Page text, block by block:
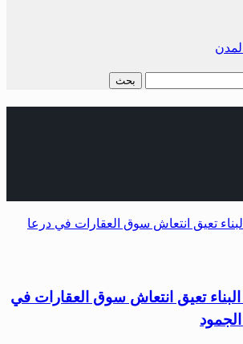
البناء تعيق انتعاش سوق العقارات في